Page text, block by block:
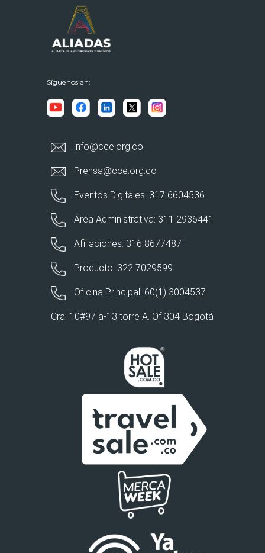
Síguenos en:
info@cce.org.co
Prensa@cce.org.co
Eventos Digitales: 317 6604536
Área Administrativa: 311 2936441
Afiliaciones: 316 8677487
Producto: 322 7029599
Oficina Principal: 60(1) 3004537
Cra. 10#97 a-13 torre A. Of 304 Bogotá